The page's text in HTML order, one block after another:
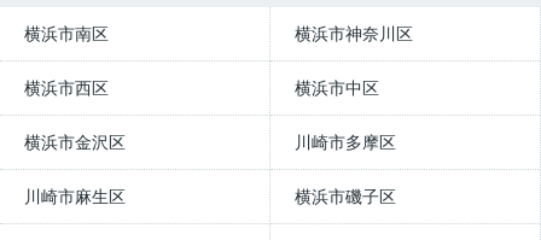
横浜市南区 横浜市神奈川区
横浜市西区 横浜市中区
横浜市金沢区 川崎市多摩区
川崎市麻生区 横浜市磯子区